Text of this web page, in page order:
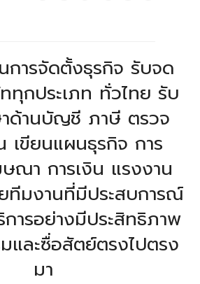
การจัดตั้งธุรกิจ รับจด
ทุกประเภท ทั่วไทย รับ
ด้านบัญชี ภาษี ตรวจ
เขียนแผนธุรกิจ การ
ณา การเงิน แรงงาน
ทีมงานที่มีประสบการณ์
ารอย่างมีประสิทธิภาพ
มและซื่อสัตย์ตรงไปตรง
มา